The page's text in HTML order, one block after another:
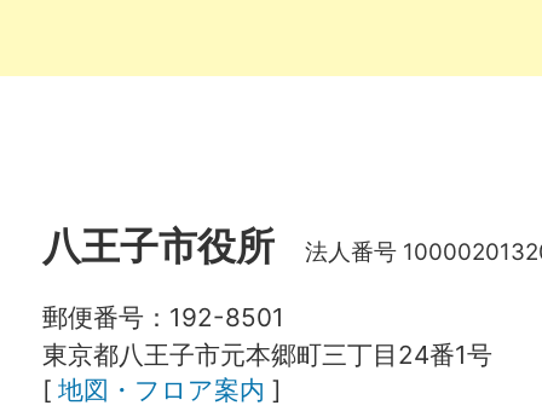
八王子市役所 法人番号
郵便番号：192-8501
東京都八王子市元本郷町三丁目24番1号
[ 地図・フロア案内 ]